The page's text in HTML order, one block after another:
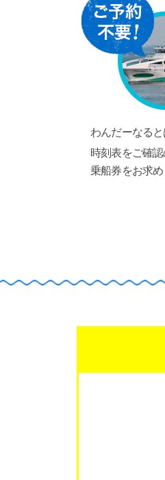
わんだーなると
時刻表をご確
乗船券をお求め